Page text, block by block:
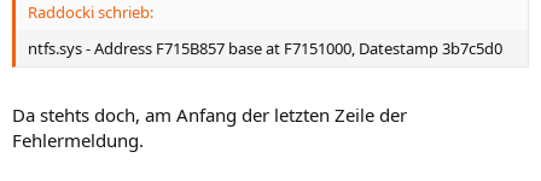
Raddocki schrieb:
ntfs.sys - Address F715B857 base at F7151000, Datestamp 3b7c5d0
Da stehts doch, am Anfang der letzten Zeile der
Fehlermeldung.